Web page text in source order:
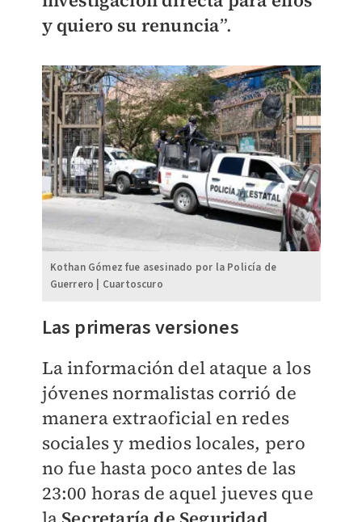
y quiero su renuncia”.
Kothan Gómez fue asesinado por la Policía de
Guerrero | Cuartoscuro
Las primeras versiones
La información del ataque a los
jóvenes normalistas corrió de
manera extraoficial en redes
sociales y medios locales, pero
no fue hasta poco antes de las
23:00 horas de aquel jueves que